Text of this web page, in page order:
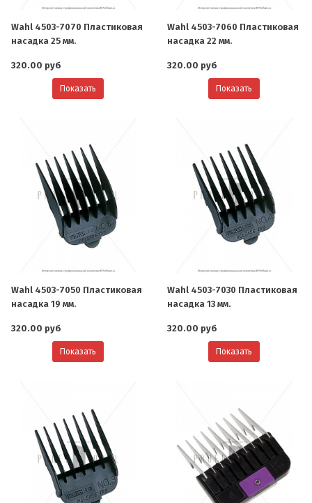
Wahl 4503-7070 Пластиковая
насадка 25 мм.
320.00 руб
Показать
Wahl 4503-7060 Пластиковая
насадка 22 мм.
320.00 руб
Показать
Wahl 4503-7050 Пластиковая
насадка 19 мм.
320.00 руб
Показать
Wahl 4503-7030 Пластиковая
насадка 13 мм.
320.00 руб
Показать